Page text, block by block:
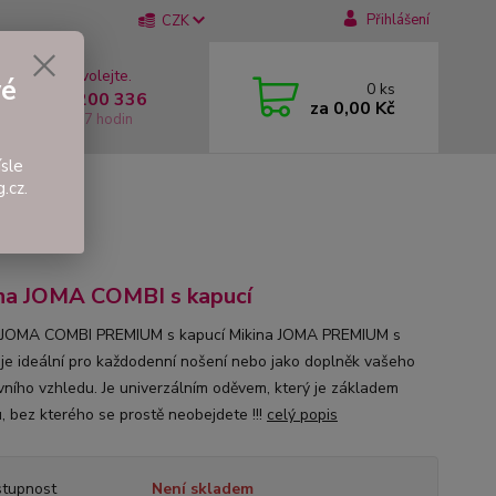
CZK Přihlášení
si rady? Zavolejte.
737 200 336
Pátek: 8 - 17 hodin
0 ks
za 0,00 Kč
s kapucí
JOMA COMBI s kapucí
COMBI PREMIUM s kapucí Mikina JOMA PREMIUM s
ideální pro každodenní nošení nebo jako doplněk vašeho
vzhledu. Je univerzálním oděvem, který je základem
bez kterého se prostě neobejdete !!! celý popis
Není skladem